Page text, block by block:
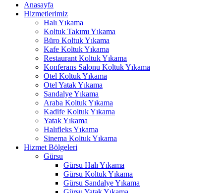
Anasayfa
Hizmetlerimiz
Halı Yıkama
Koltuk Takımı Yıkama
Büro Koltuk Yıkama
Kafe Koltuk Yıkama
Restaurant Koltuk Yıkama
Konferans Salonu Koltuk Yıkama
Otel Koltuk Yıkama
Otel Yatak Yıkama
Sandalye Yıkama
Araba Koltuk Yıkama
Kadife Koltuk Yıkama
Yatak Yıkama
Halıfleks Yıkama
Sinema Koltuk Yıkama
Hizmet Bölgeleri
Gürsu
Gürsu Halı Yıkama
Gürsu Koltuk Yıkama
Gürsu Sandalye Yıkama